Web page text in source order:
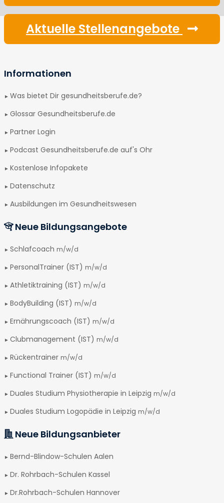
Aktuelle Stellenangebote
Informationen
Was bietet Dir gesundheitsberufe.de?
Glossar Gesundheitsberufe.de
Partner Login
Podcast Gesundheitsberufe.de auf's Ohr
Kostenlose Infopakete
Datenschutz
Ausbildungen im Gesundheitswesen
Neue Bildungsangebote
Schlafcoach m/w/d
PersonalTrainer (IST) m/w/d
Athletiktraining (IST) m/w/d
BodyBuilding (IST) m/w/d
Ernährungscoach (IST) m/w/d
Clubmanagement (IST) m/w/d
Rückentrainer m/w/d
Functional Trainer (IST) m/w/d
Duales Studium Physiotherapie in Leipzig m/w/d
Duales Studium Logopädie in Leipzig m/w/d
Neue Bildungsanbieter
Bernd-Blindow-Schulen Aalen
Dr. Rohrbach-Schulen Kassel
Dr.Rohrbach-Schulen Hannover